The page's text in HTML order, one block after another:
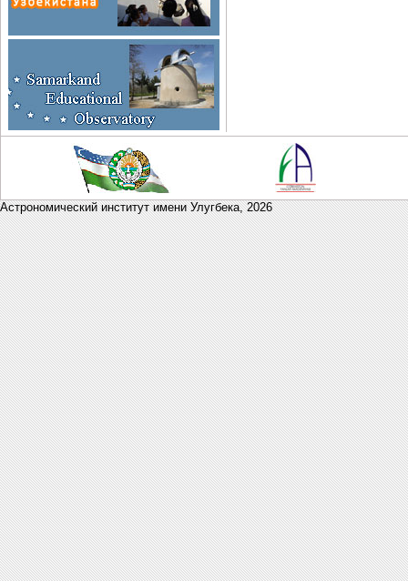
Астрономический институт имени Улугбека,2026